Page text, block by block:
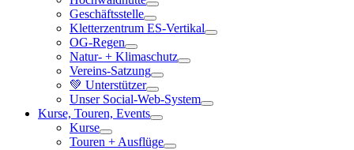
Geschäftsstelle
Kletterzentrum ES-Vertikal
OG-Regen
Natur- + Klimaschutz
Vereins-Satzung
💚 Unterstützer
Unser Social-Web-System
Kurse, Touren, Events
Kurse
Touren + Ausflüge